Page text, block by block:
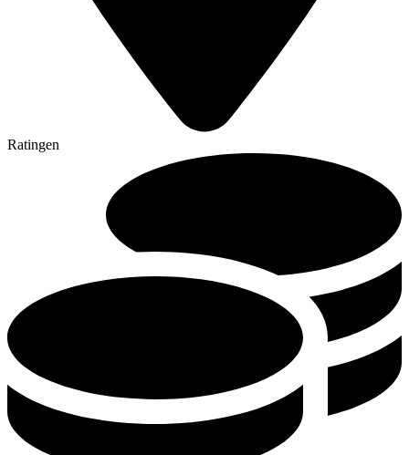
Ratingen